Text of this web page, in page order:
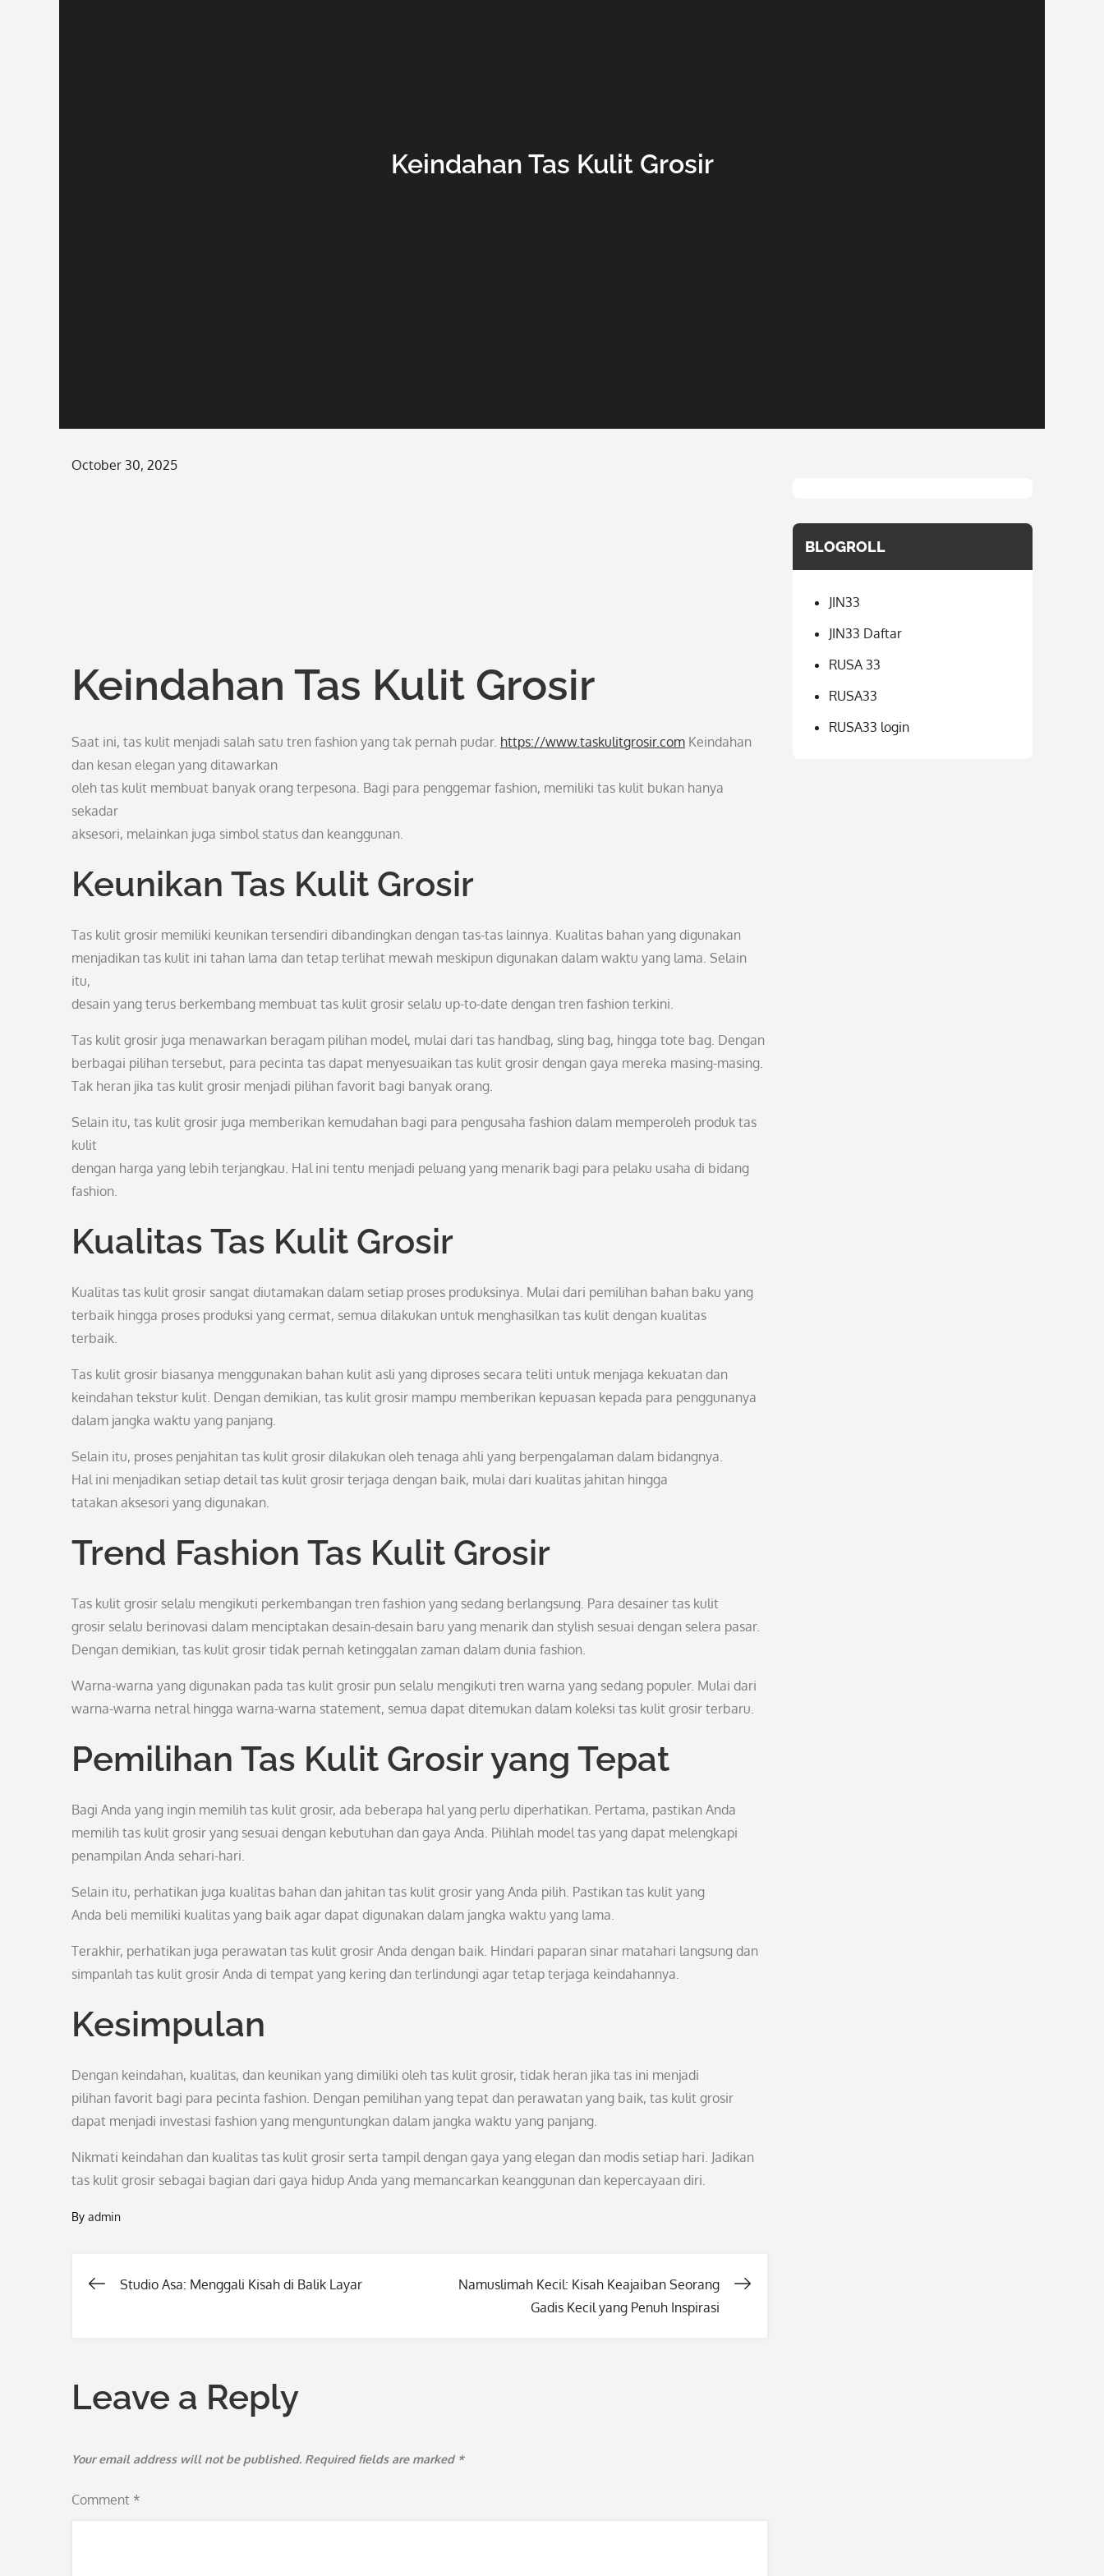
Keindahan Tas Kulit Grosir
Posted
October 30, 2025
Keindahan Tas Kulit Grosir
Saat ini, tas kulit menjadi salah satu tren fashion yang tak pernah pudar. https://www.taskulitgrosir.com Keindahan
dan kesan elegan yang ditawarkan
oleh tas kulit membuat banyak orang terpesona. Bagi para penggemar fashion, memiliki tas kulit bukan hanya
sekadar
aksesori, melainkan juga simbol status dan keanggunan.
Keunikan Tas Kulit Grosir
Tas kulit grosir memiliki keunikan tersendiri dibandingkan dengan tas-tas lainnya. Kualitas bahan yang digunakan
menjadikan tas kulit ini tahan lama dan tetap terlihat mewah meskipun digunakan dalam waktu yang lama. Selain
itu,
desain yang terus berkembang membuat tas kulit grosir selalu up-to-date dengan tren fashion terkini.
Tas kulit grosir juga menawarkan beragam pilihan model, mulai dari tas handbag, sling bag, hingga tote bag. Dengan
berbagai pilihan tersebut, para pecinta tas dapat menyesuaikan tas kulit grosir dengan gaya mereka masing-masing.
Tak heran jika tas kulit grosir menjadi pilihan favorit bagi banyak orang.
Selain itu, tas kulit grosir juga memberikan kemudahan bagi para pengusaha fashion dalam memperoleh produk tas
kulit
dengan harga yang lebih terjangkau. Hal ini tentu menjadi peluang yang menarik bagi para pelaku usaha di bidang
fashion.
Kualitas Tas Kulit Grosir
Kualitas tas kulit grosir sangat diutamakan dalam setiap proses produksinya. Mulai dari pemilihan bahan baku yang
terbaik hingga proses produksi yang cermat, semua dilakukan untuk menghasilkan tas kulit dengan kualitas
terbaik.
Tas kulit grosir biasanya menggunakan bahan kulit asli yang diproses secara teliti untuk menjaga kekuatan dan
keindahan tekstur kulit. Dengan demikian, tas kulit grosir mampu memberikan kepuasan kepada para penggunanya
dalam jangka waktu yang panjang.
Selain itu, proses penjahitan tas kulit grosir dilakukan oleh tenaga ahli yang berpengalaman dalam bidangnya.
Hal ini menjadikan setiap detail tas kulit grosir terjaga dengan baik, mulai dari kualitas jahitan hingga
tatakan aksesori yang digunakan.
Trend Fashion Tas Kulit Grosir
Tas kulit grosir selalu mengikuti perkembangan tren fashion yang sedang berlangsung. Para desainer tas kulit
grosir selalu berinovasi dalam menciptakan desain-desain baru yang menarik dan stylish sesuai dengan selera pasar.
Dengan demikian, tas kulit grosir tidak pernah ketinggalan zaman dalam dunia fashion.
Warna-warna yang digunakan pada tas kulit grosir pun selalu mengikuti tren warna yang sedang populer. Mulai dari
warna-warna netral hingga warna-warna statement, semua dapat ditemukan dalam koleksi tas kulit grosir terbaru.
Pemilihan Tas Kulit Grosir yang Tepat
Bagi Anda yang ingin memilih tas kulit grosir, ada beberapa hal yang perlu diperhatikan. Pertama, pastikan Anda
memilih tas kulit grosir yang sesuai dengan kebutuhan dan gaya Anda. Pilihlah model tas yang dapat melengkapi
penampilan Anda sehari-hari.
Selain itu, perhatikan juga kualitas bahan dan jahitan tas kulit grosir yang Anda pilih. Pastikan tas kulit yang
Anda beli memiliki kualitas yang baik agar dapat digunakan dalam jangka waktu yang lama.
Terakhir, perhatikan juga perawatan tas kulit grosir Anda dengan baik. Hindari paparan sinar matahari langsung dan
simpanlah tas kulit grosir Anda di tempat yang kering dan terlindungi agar tetap terjaga keindahannya.
Kesimpulan
Dengan keindahan, kualitas, dan keunikan yang dimiliki oleh tas kulit grosir, tidak heran jika tas ini menjadi
pilihan favorit bagi para pecinta fashion. Dengan pemilihan yang tepat dan perawatan yang baik, tas kulit grosir
dapat menjadi investasi fashion yang menguntungkan dalam jangka waktu yang panjang.
Nikmati keindahan dan kualitas tas kulit grosir serta tampil dengan gaya yang elegan dan modis setiap hari. Jadikan
tas kulit grosir sebagai bagian dari gaya hidup Anda yang memancarkan keanggunan dan kepercayaan diri.
By admin
Post
Studio Asa: Menggali Kisah di Balik Layar
Namuslimah Kecil: Kisah Keajaiban Seorang
Gadis Kecil yang Penuh Inspirasi
Leave a Reply
Your email address will not be published. Required fields are marked *
Comment *
BLOGROLL
JIN33
JIN33 Daftar
RUSA 33
RUSA33
RUSA33 login